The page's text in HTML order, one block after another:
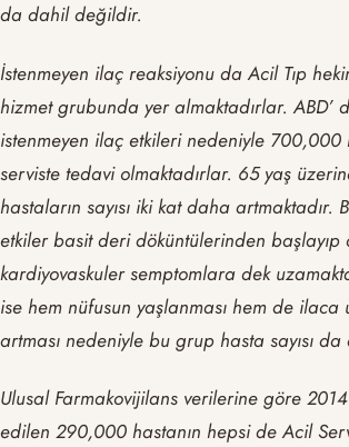
da dahil değildir.
İstenmeyen ilaç reaksiyonu da Acil Tıp
hizmet grubunda yer almaktadırlar. ABD’
istenmeyen ilaç etkileri nedeniyle
serviste tedavi olmaktadırlar. 65 yaş
hastaların sayısı iki kat daha artmaktadır.
etkiler basit deri döküntülerinden başlayıp
kardiyovaskuler semptomlara dek
ise hem nüfusun yaşlanması hem de
artması nedeniyle bu grup hasta sayısı da
Ulusal Farmakovijilans verilerine göre
edilen 290,000 hastanın hepsi de Acil